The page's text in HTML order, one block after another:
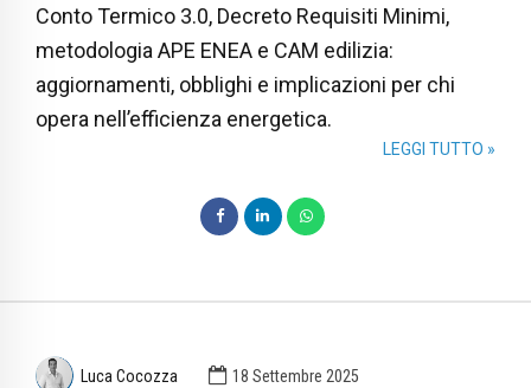
Conto Termico 3.0, Decreto Requisiti Minimi,
metodologia APE ENEA e CAM edilizia:
aggiornamenti, obblighi e implicazioni per chi
opera nell’efficienza energetica.
LEGGI TUTTO »
Luca Cocozza 18 Settembre 2025